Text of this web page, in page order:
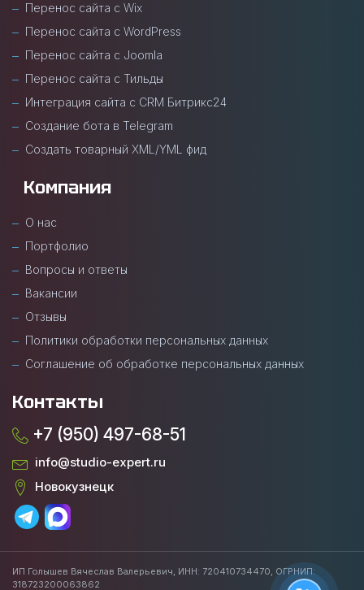
Перенос сайта с Wix
Перенос сайта с WordPress
Перенос сайта с Joomla
Перенос сайта с Тильды
Интеграция сайта с CRM Битрикс24
Создание бота в Telegram
Создать товарный XML/YML фид
Компания
О нас
Портфолио
Вопросы и ответы
Вакансии
Отзывы
Политики обработки персональных данных
Соглашение об обработке персональных данных
Контакты
+7 (950) 497-68-51
info@studio-expert.ru
Новокузнецк
ИП Голышев Вячеслав Валерьевич, ИНН: 720410734470, ОГРНИП:
318723200063862